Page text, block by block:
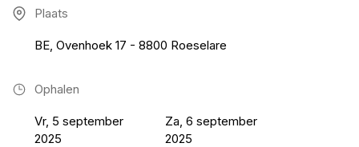
Plaats
BE, Ovenhoek 17 - 8800 Roeselare
Ophalen
Vr, 5 september
2025
Za, 6 september
2025